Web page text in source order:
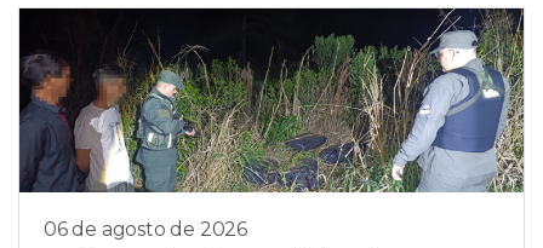
06 de agosto de 2026